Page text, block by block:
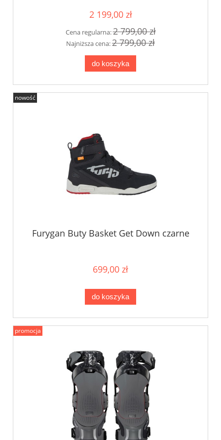
2 199,00 zł
Cena regularna:2 799,00 zł
Najniższa cena:2 799,00 zł
do koszyka
Furygan Buty Basket Get Down czarne
699,00 zł
do koszyka
nowość
promocja